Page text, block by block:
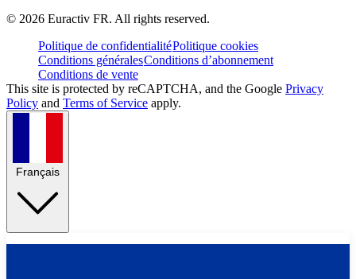
© 2026 Euractiv FR. All rights reserved.
Politique de confidentialitéPolitique cookies
Conditions généralesConditions d’abonnement
Conditions de vente
This site is protected by reCAPTCHA, and the Google Privacy
Policy and Terms of Service apply.
Français